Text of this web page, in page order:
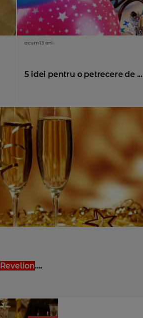
acum 13 ani
5 idei pentru o petrecere de ...
Revelion....